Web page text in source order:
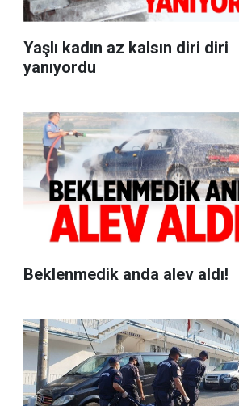
Yaşlı kadın az kalsın diri diri
yanıyordu
Beklenmedik anda alev aldı!